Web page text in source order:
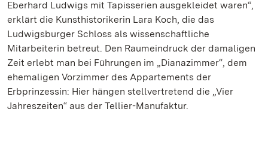
Eberhard Ludwigs mit Tapisserien ausgekleidet waren“,
erklärt die Kunsthistorikerin Lara Koch, die das
Ludwigsburger Schloss als wissenschaftliche
Mitarbeiterin betreut. Den Raumeindruck der damaligen
Zeit erlebt man bei Führungen im „Dianazimmer“, dem
ehemaligen Vorzimmer des Appartements der
Erbprinzessin: Hier hängen stellvertretend die „Vier
Jahreszeiten“ aus der Tellier-Manufaktur.